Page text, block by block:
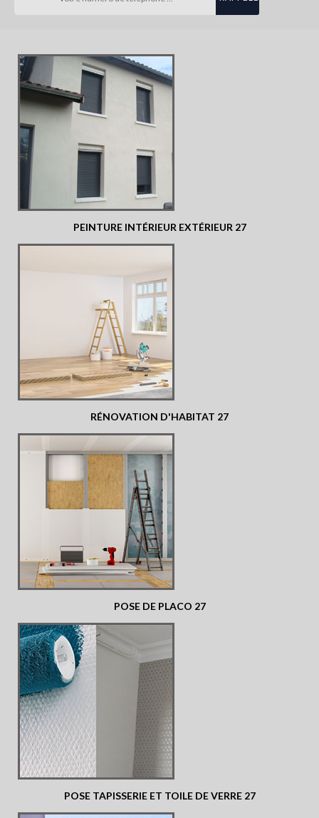
PEINTURE INTÉRIEUR EXTÉRIEUR 27
RÉNOVATION D'HABITAT 27
POSE DE PLACO 27
POSE TAPISSERIE ET TOILE DE VERRE 27